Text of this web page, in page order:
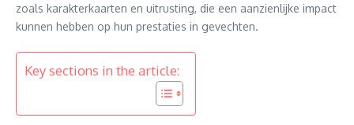
zoals karakterkaarten en uitrusting, die een aanzienlijke impact
kunnen hebben op hun prestaties in gevechten.
Key sections in the article: